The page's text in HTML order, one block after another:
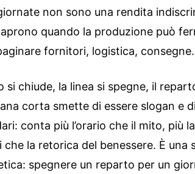
non sono una rendita
quando la produzione può
fornitori, logistica, consegne.
si chiude, la linea si spegne, il
corta smette di essere slogan e
conta più l’orario che il mito, più
che la retorica del benessere. È una
spegnere un reparto per un